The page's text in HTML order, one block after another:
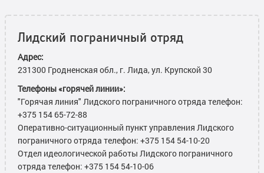
Лидский пограничный отряд
Адрес:
231300 Гродненская обл., г. Лида, ул. Крупской 30
Телефоны «горячей линии»:
"Горячая линия" Лидского пограничного отряда телефон:
+375 154 65-72-88
Оперативно-ситуационный пункт управления Лидского
пограничного отряда телефон: +375 154 54-10-20
Отдел идеологической работы Лидского пограничного
отряда телефон: +375 154 54-10-06